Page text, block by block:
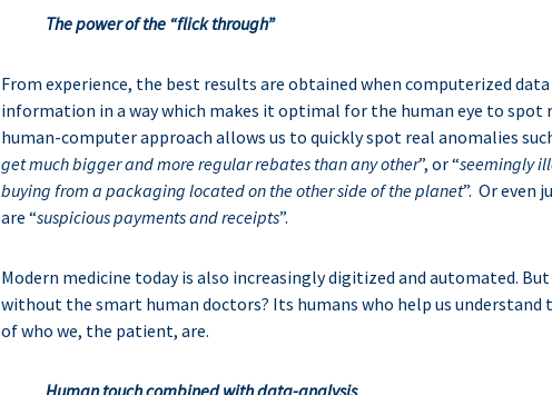
The power of the “flick through”
From experience, the best results are obtained when computerized
information in a way which makes it optimal for the human eye to spot
human-computer approach allows us to quickly spot real anomalies
get much bigger and more regular rebates than any other”, or “seemingly
buying from a packaging located on the other side of the planet”. Or even
are “suspicious payments and receipts”.
Modern medicine today is also increasingly digitized and automated.
without the smart human doctors? Its humans who help us
of who we, the patient, are.
Human touch combined with data-analysis